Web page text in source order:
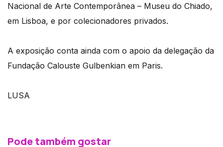
Nacional de Arte Contemporânea – Museu do Chiado,
em Lisboa, e por colecionadores privados.
A exposição conta ainda com o apoio da delegação da
Fundação Calouste Gulbenkian em Paris.
LUSA
Pode também gostar